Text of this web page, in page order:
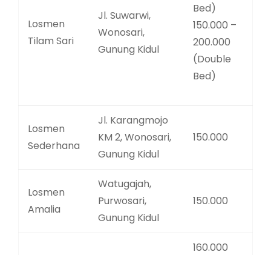
Losmen
Tilam Sari
Jl. Suwarwi,
Wonosari,
Gunung Kidul
Bed)
150.000 –
200.000
(Double
Bed)
Losmen
Sederhana
Jl. Karangmojo
KM 2, Wonosari,
Gunung Kidul
150.000
Losmen
Amalia
Watugajah,
Purwosari,
Gunung Kidul
150.000
160.000